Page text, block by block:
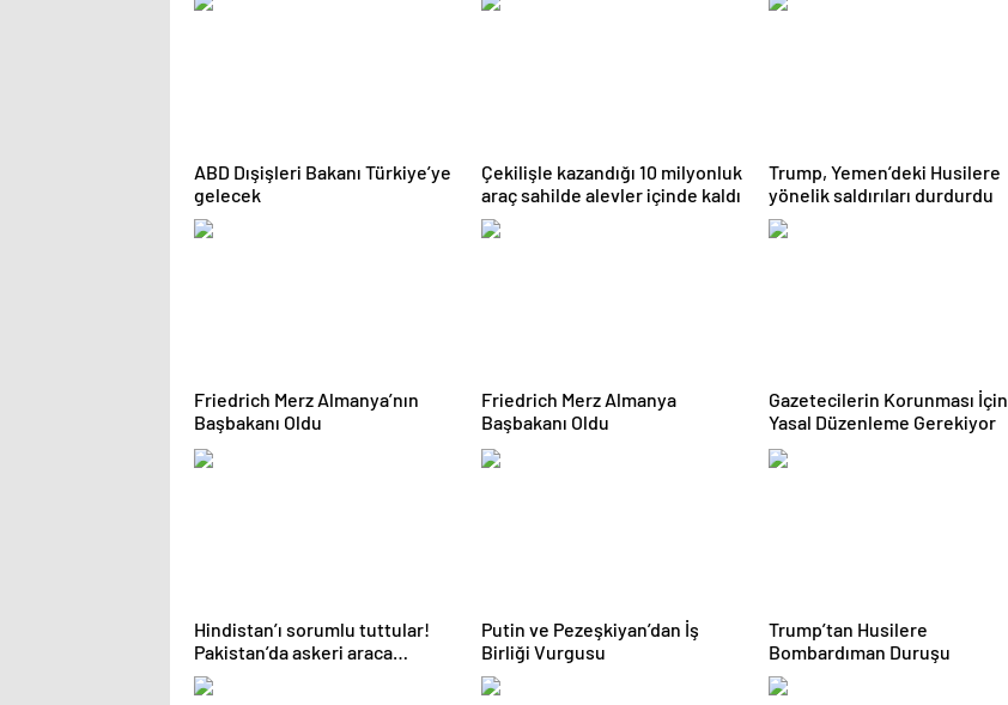
ABD Dışişleri Bakanı Türkiye’ye
gelecek
Çekilişle kazandığı 10 milyonluk
araç sahilde alevler içinde kaldı
Trump, Yemen’deki Husilere
yönelik saldırıları durdurdu
Friedrich Merz Almanya’nın
Başbakanı Oldu
Friedrich Merz Almanya
Başbakanı Oldu
Gazetecilerin Korunması İçin
Yasal Düzenleme Gerekiyor
Hindistan’ı sorumlu tuttular!
Pakistan’da askeri araca
bombalı saldırı: 7 ölü
Putin ve Pezeşkiyan’dan İş
Birliği Vurgusu
Trump’tan Husilere
Bombardıman Duruşu